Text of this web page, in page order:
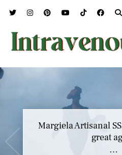
Margiela Artisanal
great
…